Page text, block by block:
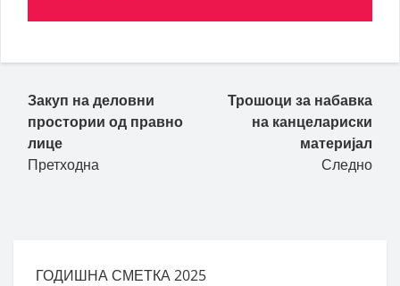
Закуп на деловни
простории од правно
лице
Претходна
Трошоци за набавка
на канцелариски
материјал
Следно
ГОДИШНА СМЕТКА 2025